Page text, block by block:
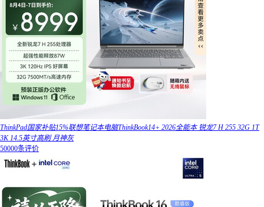
ThinkPad国家补贴15%联想笔记本电脑ThinkBook14+ 2026全能本 锐龙7 H 255 32G 1T
3K 14.5英寸高刷 月神灰
50000条评价